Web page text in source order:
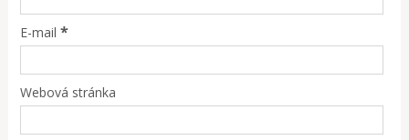
E-mail *
Webová stránka